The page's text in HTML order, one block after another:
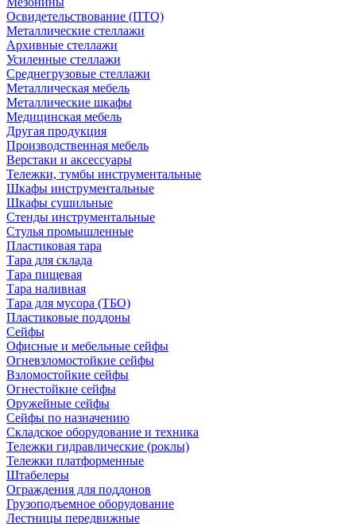
Освидетельствование (ПТО)
Металлические стеллажи
Архивные стеллажи
Усиленные стеллажи
Среднегрузовые стеллажи
Металлическая мебель
Металлические шкафы
Медицинская мебель
Другая продукция
Производственная мебель
Верстаки и аксессуары
Тележки, тумбы инструментальные
Шкафы инструментальные
Шкафы сушильные
Стенды инструментальные
Cтулья промышленные
Пластиковая тара
Тара для склада
Тара пищевая
Тара наливная
Тара для мусора (ТБО)
Пластиковые поддоны
Сейфы
Офисные и мебельные сейфы
Огневзломостойкие сейфы
Взломостойкие сейфы
Огнестойкие сейфы
Оружейные сейфы
Сейфы по назначению
Складское оборудование и техника
Тележки гидравлические (роклы)
Тележки платформенные
Штабелеры
Ограждения для поддонов
Грузоподъемное оборудование
Лестницы передвижные